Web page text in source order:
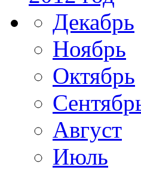
Декабрь
Ноябрь
Октябрь
Август
Июль